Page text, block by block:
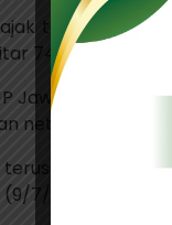
tetap
74,7 persen
Jawa Timur II
neto sebesar
diperkuat
7/2026).